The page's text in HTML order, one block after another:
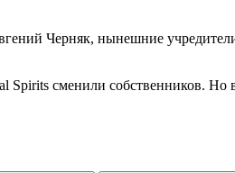
Черняк, нынешние
сменили собственников. Но